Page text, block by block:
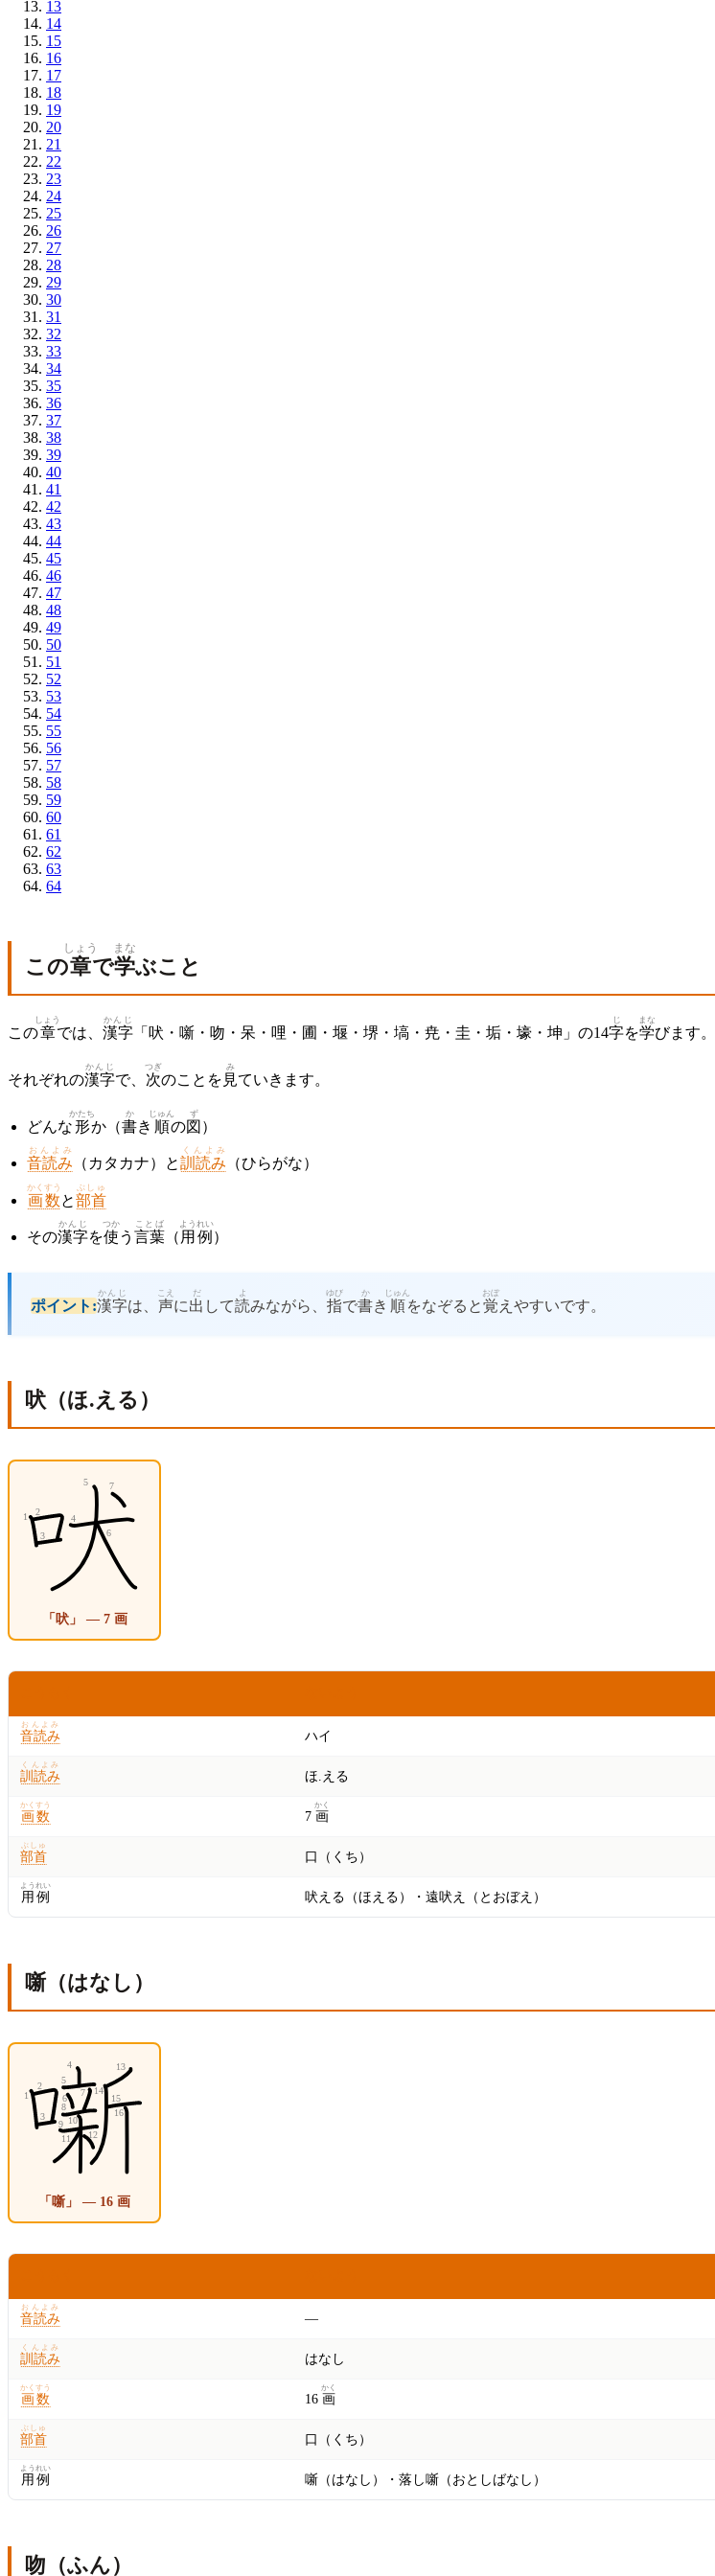
13
14
15
16
17
18
19
20
21
22
23
24
25
26
27
28
29
30
31
32
33
34
35
36
37
38
39
40
41
42
43
44
45
46
47
48
49
50
51
52
53
54
55
56
57
58
59
60
61
62
63
64
この章
しょう
で学
まな
ぶこと
この章
しょう
では、 漢字
かんじ
「吠・噺・吻・呆・哩・圃・堰・堺・塙・尭・圭・垢・壕・坤」の14字
じ
を学
まな
びます。
それぞれの漢字
かんじ
で、 次
つぎ
のことを 見
み
ていきます。
どんな形
かたち
か（書
か
き 順
じゅん
の図
ず
）
音読み
おんよみ
（カタカナ）と訓読み
くんよみ
（ひらがな）
画数
かくすう
と部首
ぶしゅ
その漢字
かんじ
を使
つか
う 言葉
ことば
（ 用例
ようれい
）
ポイント:漢字
かんじ
は、 声
こえ
に出
だ
して読
よ
みながら、 指
ゆび
で書
か
き 順
じゅん
をなぞると覚
おぼ
えやすいです。
吠（ほ.える）
「吠」 — 7 画
音読み
おんよみ
ハイ
訓読み
くんよみ
ほ.える
画数
かくすう
7 画
かく
部首
ぶしゅ
口（くち）
用例
ようれい
吠える（ほえる）・遠吠え（とおぼえ）
噺（はなし）
「噺」 — 16 画
音読み
おんよみ
—
訓読み
くんよみ
はなし
画数
かくすう
16 画
かく
部首
ぶしゅ
口（くち）
用例
ようれい
噺（はなし）・落し噺（おとしばなし）
吻（ふん）